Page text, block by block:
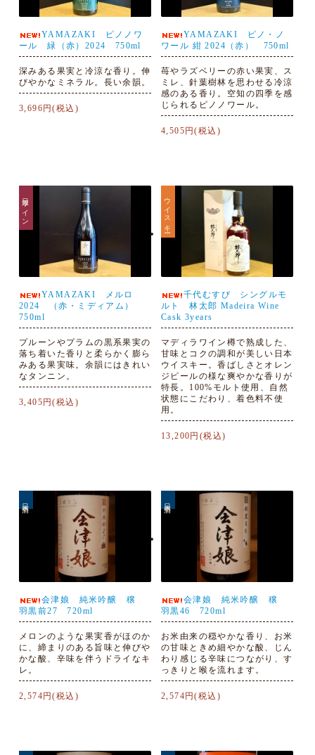
YAMAZAKI ピノノワ
ール 緑（赤）2024 750ml
深みある果実と冷涼な香り。伸
びやかなミネラル。長い余韻。
3,696円(税込)
YAMAZAKI ピノ・ノ
ワール 紺 2024（赤） 750ml
苺やラズベリーの赤い果実、ス
ミレ、針葉樹林を思わせる冷涼
感のある香り。空知の四季を感
じられるピノノワール。
4,505円(税込)
日本ワイン
YAMAZAKI メルロ
2024 （赤・ミディアム）
750ml
プルーンやプラムの黒系果実の
落ち着いた香りと柔らかく膨ら
みある果実味。余韻にはきれい
なタンニン。
3,405円(税込)
ウイスキー
千代むすび シングルモ
ルト 林太郎 Madeira Wine
Cask 3years
マディラワイン樽で熟成した、
甘味とコクの調和が美しい日本
ウイスキー。香ばしさとオレン
ジピールの様な爽やかな香りが
特長。100%モルト使用、自然
状態にこだわり、着色料不使
用。
13,200円(税込)
会津娘 純米吟醸 穣
羽黒前27 720ml
メロンのような果実香がほのか
に、締まりのある旨味と伸びや
かな酸、辛味を伴うドライなキ
レ。
2,574円(税込)
会津娘 純米吟醸 穣
羽黒46 720ml
お米由来の穏やかな香り、お米
の甘味ときめ細やかな酸、じん
わり感じる辛味につながり、す
っきりと喉を流れます。
2,574円(税込)